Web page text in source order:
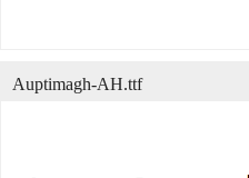
Auptimagh-AH.ttf